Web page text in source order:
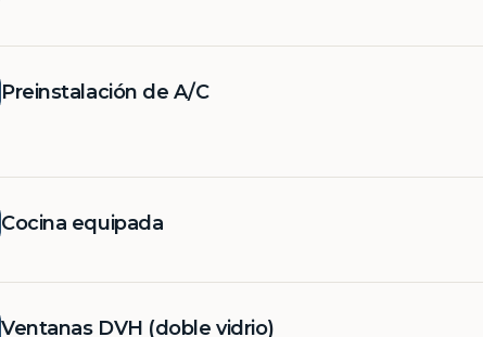
Preinstalación de A/C
Cocina equipada
Ventanas DVH (doble vidrio)